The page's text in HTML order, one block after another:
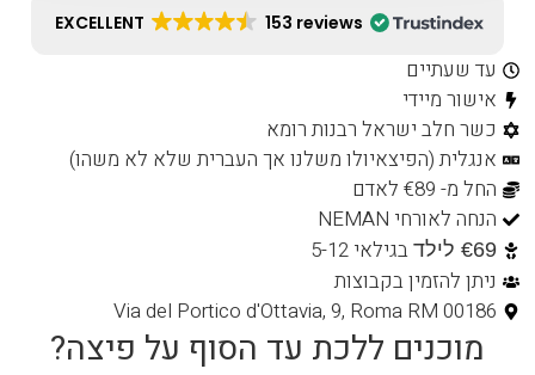
EXCELLENT 153 reviews
עד שעתיים
אישור מיידי
כשר חלב ישראל רבנות רומא
אנגלית (הפיצאיולו משלנו אך העברית שלא לא משהו)
החל מ- €89 לאדם
הנחה לאורחי NEMAN
€69 לילד
בגילאי 5-12
ניתן להזמין בקבוצות
Via del Portico d'Ottavia, 9, Roma RM 00186
מוכנים ללכת עד הסוף על פיצה?